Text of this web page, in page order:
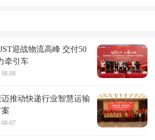
迎战物流高峰 交付50
牵引车
08-08
推动快递行业智慧运输
08-07